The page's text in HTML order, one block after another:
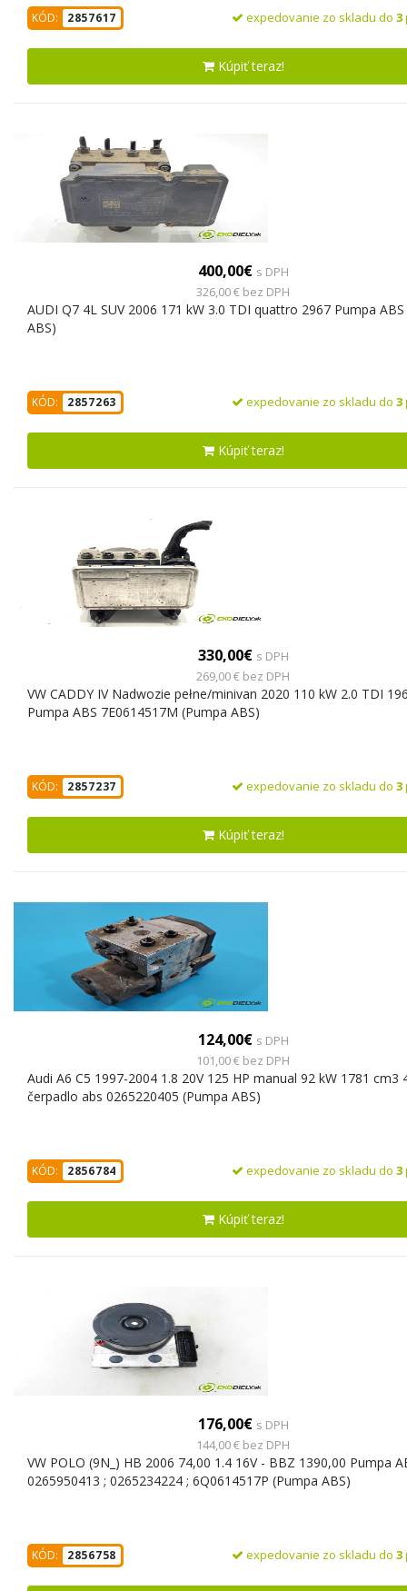
KÓD: 2857617 expedovanie zo skladu do 3
Kúpiť teraz!
400,00€ s DPH
326,00 € bez DPH
AUDI Q7 4L SUV 2006 171 kW 3.0 TDI quattro 2967 Pumpa
ABS)
KÓD: 2857263 expedovanie zo skladu do 3
Kúpiť teraz!
330,00€ s DPH
269,00 € bez DPH
VW CADDY IV Nadwozie pełne/minivan 2020 110 kW 2.0 TDI
Pumpa ABS 7E0614517M (Pumpa ABS)
KÓD: 2857237 expedovanie zo skladu do 3
Kúpiť teraz!
124,00€ s DPH
101,00 € bez DPH
Audi A6 C5 1997-2004 1.8 20V 125 HP manual 92 kW 1781 cm3
čerpadlo abs 0265220405 (Pumpa ABS)
KÓD: 2856784 expedovanie zo skladu do 3
Kúpiť teraz!
176,00€ s DPH
144,00 € bez DPH
VW POLO (9N_) HB 2006 74,00 1.4 16V - BBZ 1390,00 Pumpa
0265950413 ; 0265234224 ; 6Q0614517P (Pumpa ABS)
KÓD: 2856758 expedovanie zo skladu do 3